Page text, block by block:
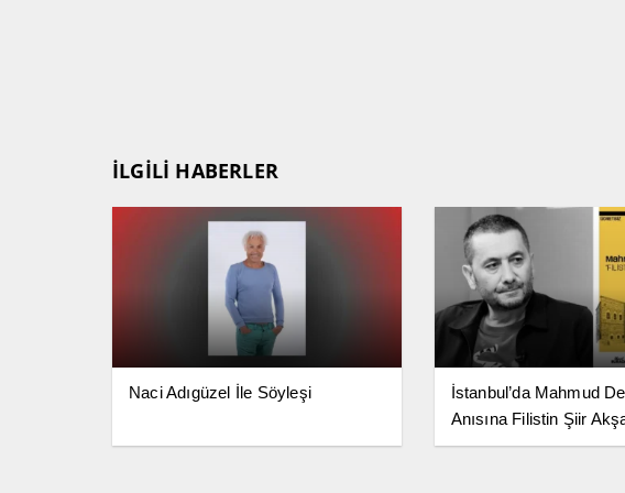
İLGİLİ HABERLER
Naci Adıgüzel İle Söyleşi
İstanbul’da Mahmud
Anısına Filistin Şiir